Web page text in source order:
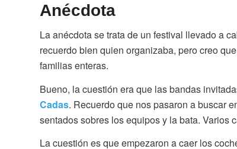
Anécdota
La anécdota se trata de un festival llevado a
recuerdo bien quien organizaba, pero creo
familias enteras.
Bueno, la cuestión era que las bandas
Cadas. Recuerdo que nos pasaron a buscar
sentados sobres los equipos y la bata.
La cuestión es que empezaron a caer los